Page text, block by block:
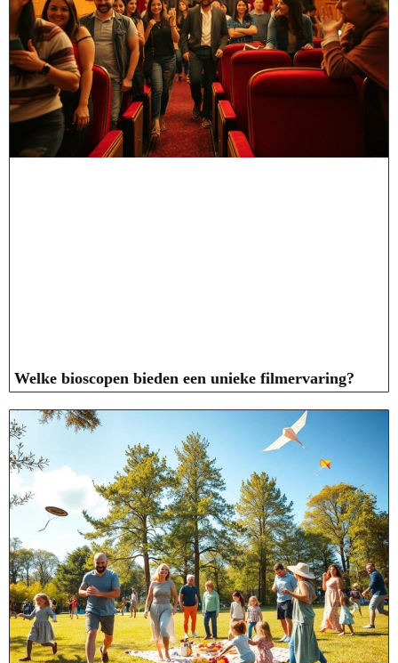
Welke bioscopen bieden een unieke filmervaring?